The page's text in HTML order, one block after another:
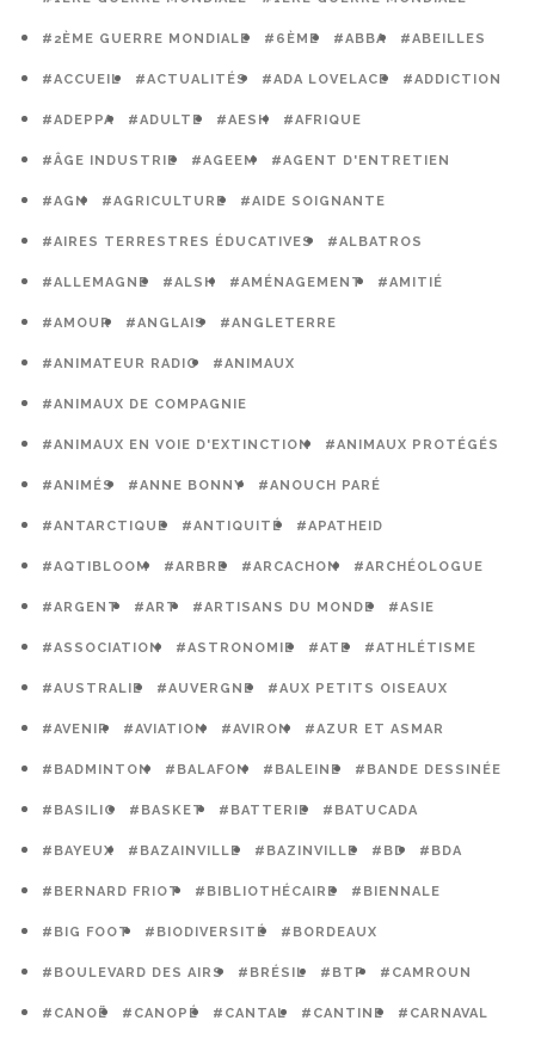
#2ÈME GUERRE MONDIALE #6ÈME #ABBA #ABEILLES
#ACCUEIL #ACTUALITÉS #ADA LOVELACE #ADDICTION
#ADEPPA #ADULTE #AESH #AFRIQUE
#ÂGE INDUSTRIE #AGEEM #AGENT D'ENTRETIEN
#AGN #AGRICULTURE #AIDE SOIGNANTE
#AIRES TERRESTRES ÉDUCATIVES #ALBATROS
#ALLEMAGNE #ALSH #AMÉNAGEMENT #AMITIÉ
#AMOUR #ANGLAIS #ANGLETERRE
#ANIMATEUR RADIO #ANIMAUX
#ANIMAUX DE COMPAGNIE
#ANIMAUX EN VOIE D'EXTINCTION #ANIMAUX PROTÉGÉS
#ANIMÉS #ANNE BONNY #ANOUCH PARÉ
#ANTARCTIQUE #ANTIQUITÉ #APATHEID
#AQTIBLOOM #ARBRE #ARCACHON #ARCHÉOLOGUE
#ARGENT #ART #ARTISANS DU MONDE #ASIE
#ASSOCIATION #ASTRONOMIE #ATE #ATHLÉTISME
#AUSTRALIE #AUVERGNE #AUX PETITS OISEAUX
#AVENIR #AVIATION #AVIRON #AZUR ET ASMAR
#BADMINTON #BALAFON #BALEINE #BANDE DESSINÉE
#BASILIC #BASKET #BATTERIE #BATUCADA
#BAYEUX #BAZAINVILLE #BAZINVILLE #BD #BDA
#BERNARD FRIOT #BIBLIOTHÉCAIRE #BIENNALE
#BIG FOOT #BIODIVERSITÉ #BORDEAUX
#BOULEVARD DES AIRS #BRÉSIL #BTP #CAMROUN
#CANOË #CANOPÉ #CANTAL #CANTINE #CARNAVAL